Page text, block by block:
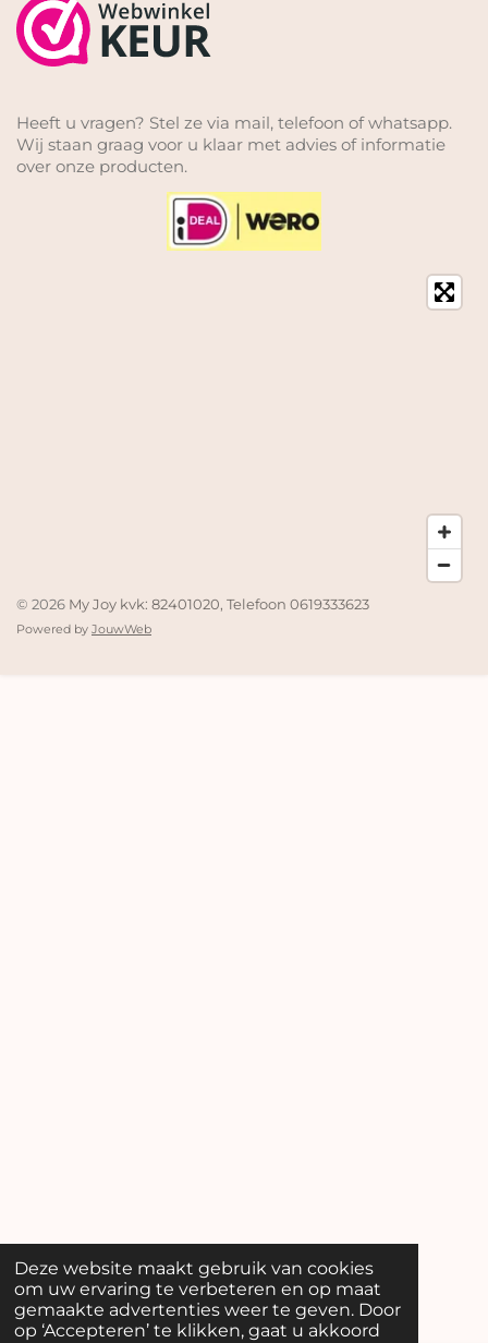
Deze website maakt gebruik van cookies
om uw ervaring te verbeteren en op maat
gemaakte advertenties weer te geven. Door
op ‘Accepteren’ te klikken, gaat u akkoord
Heeft u vragen? Stel ze via mail, telefoon of whatsapp.
Wij staan graag voor u klaar met advies of informatie
over onze producten.
© 2026 My Joy kvk: 82401020, Telefoon 0619333623
Powered by JouwWeb